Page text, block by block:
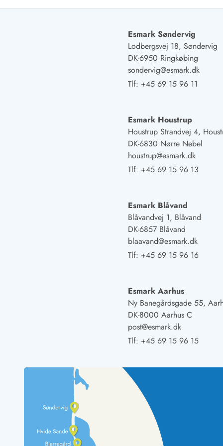
Esmark Søndervig
Lodbergsvej 18, Søndervig
DK-6950 Ringkøbing
sondervig@esmark.dk
Tlf: +45 69 15 96 11
Esmark Houstrup
Houstrup Strandvej 4,
DK-6830 Nørre Nebel
houstrup@esmark.dk
Tlf: +45 69 15 96 13
Esmark Blåvand
Blåvandvej 1, Blåvand
DK-6857 Blåvand
blaavand@esmark.dk
Tlf: +45 69 15 96 16
Esmark Aarhus
Ny Banegårdsgade 55,
DK-8000 Aarhus C
post@esmark.dk
Tlf: +45 69 15 96 15